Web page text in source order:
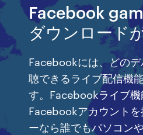
Facebook
ダウンロード
Facebookには、どの
聴できるライブ配信機
す。Facebookライブ機
Facebookアカウント
ーなら誰でもパソコン